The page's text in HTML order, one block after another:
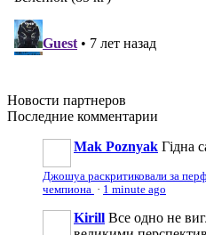
Новости партнеров
Последние комментарии
Mak Poznyak Гідна
Джошуа раскритиковали за
чемпиона · 1 minute ago
Kirill Все одно не